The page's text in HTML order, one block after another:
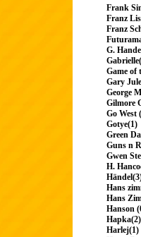
Frank
Franz
Franz
G.
Game of
Gary
George
Gilmore
Go West
Gotye(1)
Green
Guns n
Gwen
H.
Hans
Hans
Hanson
Hapka(2)
Harlej(1)